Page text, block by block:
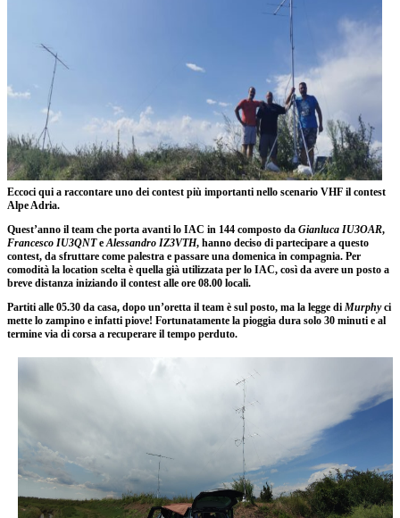
Eccoci qui a raccontare uno dei contest più importanti nello scenario VHF il contest
Alpe Adria.
Quest’anno il team che porta avanti lo IAC in 144 composto da Gianluca IU3OAR,
Francesco IU3QNTeAlessandro IZ3VTH, hanno deciso di partecipare a questo
contest, da sfruttare come palestra e passare una domenica in compagnia. Per
comodità la location scelta è quella già utilizzata per lo IAC, così da avere un posto a
breve distanza iniziando il contest alle ore 08.00 locali.
Partiti alle 05.30 da casa, dopo un’oretta il team è sul posto, ma la legge di Murphyci
mette lo zampino e infatti piove! Fortunatamente la pioggia dura solo 30 minuti e al
termine via di corsa a recuperare il tempo perduto.